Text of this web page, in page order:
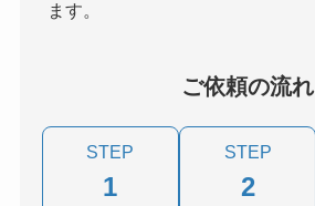
ます。
ご依頼の流れ
STEP
1
STEP
2